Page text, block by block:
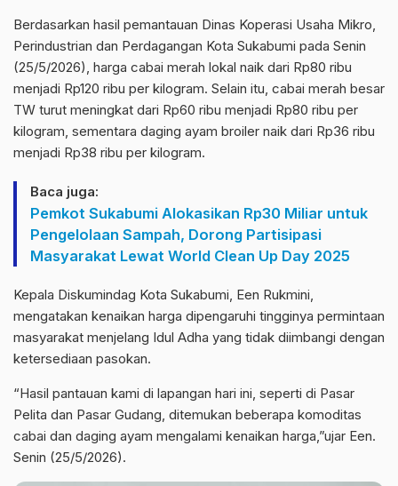
Berdasarkan hasil pemantauan Dinas Koperasi Usaha Mikro,
Perindustrian dan Perdagangan Kota Sukabumi pada Senin
(25/5/2026), harga cabai merah lokal naik dari Rp80 ribu
menjadi Rp120 ribu per kilogram. Selain itu, cabai merah besar
TW turut meningkat dari Rp60 ribu menjadi Rp80 ribu per
kilogram, sementara daging ayam broiler naik dari Rp36 ribu
menjadi Rp38 ribu per kilogram.
Baca juga:
Pemkot Sukabumi Alokasikan Rp30 Miliar untuk
Pengelolaan Sampah, Dorong Partisipasi
Masyarakat Lewat World Clean Up Day 2025
Kepala Diskumindag Kota Sukabumi, Een Rukmini,
mengatakan kenaikan harga dipengaruhi tingginya permintaan
masyarakat menjelang Idul Adha yang tidak diimbangi dengan
ketersediaan pasokan.
“Hasil pantauan kami di lapangan hari ini, seperti di Pasar
Pelita dan Pasar Gudang, ditemukan beberapa komoditas
cabai dan daging ayam mengalami kenaikan harga,”ujar Een.
Senin (25/5/2026).